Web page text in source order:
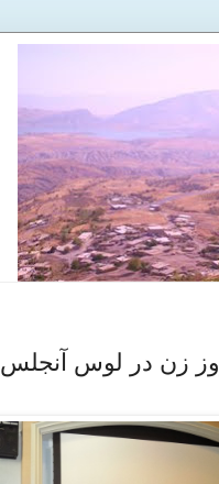
زن در لوس آنجلس